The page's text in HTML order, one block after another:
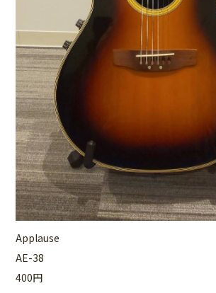
Applause
AE-38
400円